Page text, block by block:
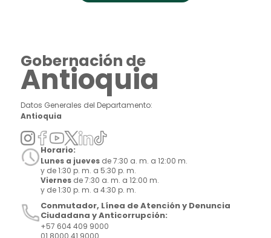
Gobernación de
Antioquia
Datos Generales del Departamento:
Antioquia
Horario:
Lunes a jueves de 7:30 a. m. a 12:00 m.
y de 1:30 p. m. a 5:30 p. m.
Viernes de 7:30 a. m. a 12:00 m.
y de 1:30 p. m. a 4:30 p. m.
Conmutador, Línea de Atención y Denuncia
Ciudadana y Anticorrupción:
+57 604 409 9000